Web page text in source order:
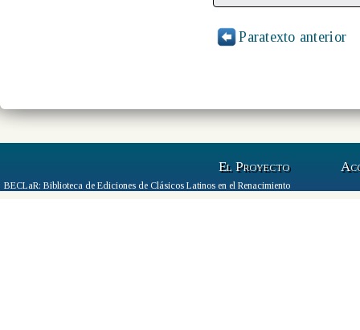
Paratexto anterior
El Proyecto
BECLaR: Biblioteca de Ediciones de Clásicos Latinos en el Renacimiento